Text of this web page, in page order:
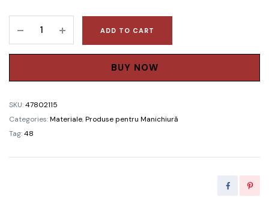
Buffer
„Didier
grey
quantity
ADD TO CART
BUY NOW
SKU:47802115
Categories:Materiale,Produse pentru Manichiură
Tag:48